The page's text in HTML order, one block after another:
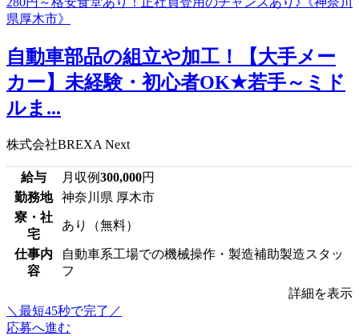
自動車部品の組立や加工！【大手メー
カー】未経験・初心者OK★若手～ミド
ルま...
株式会社BREXA Next
給与 月収例300,000円
勤務地
神奈川県 厚木市
寮・社
宅
あり（無料）
仕事内
容
自動車系工場での機械操作・製造補助製造スタッ
フ
詳細を表示
＼最短45秒で完了／
応募へ進む